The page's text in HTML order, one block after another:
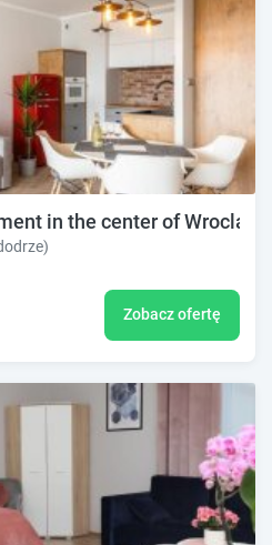
in the center of Wroclaw
Zobacz ofertę